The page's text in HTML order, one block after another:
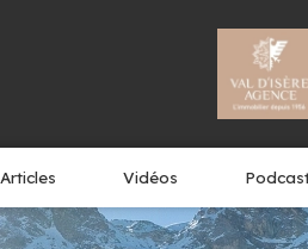
Articles Vidéos